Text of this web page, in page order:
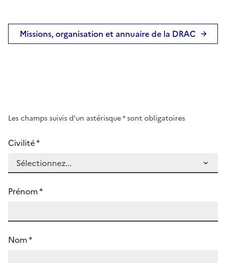
Missions, organisation et annuaire de la DRAC
Les champs suivis d'un astérisque*sont obligatoires
Civilité*
Prénom*
Nom*